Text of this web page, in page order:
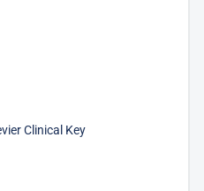
Clinical Key